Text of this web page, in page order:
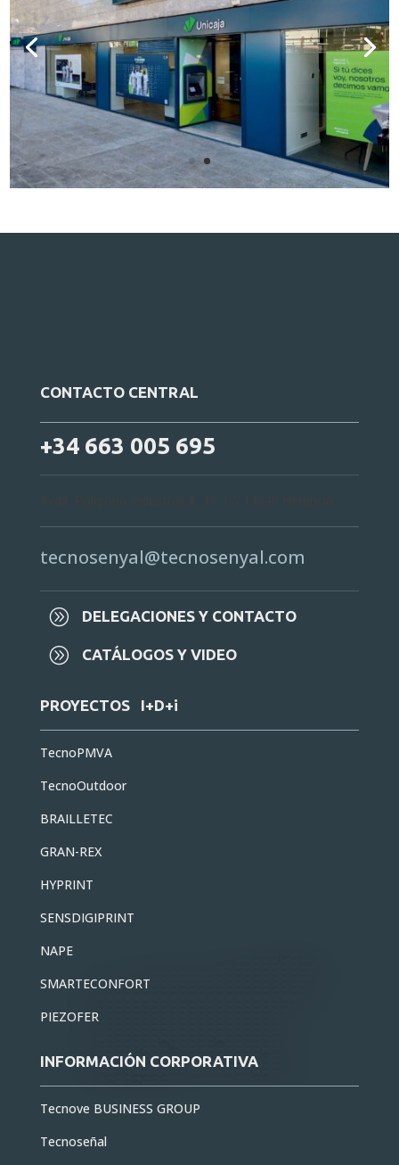
CONTACTO CENTRAL
+34 663 005 695
tecnosenyal@tecnosenyal.com
A DELEGACIONES Y CONTACTO
A CATÁLOGOS Y VIDEO
PROYECTOS I+D+i
TecnoPMVA
TecnoOutdoor
BRAILLETEC
GRAN-REX
HYPRINT
SENSDIGIPRINT
NAPE
SMARTECONFORT
PIEZOFER
INFORMACIÓN CORPORATIVA
Tecnove BUSINESS GROUP
Tecnoseñal